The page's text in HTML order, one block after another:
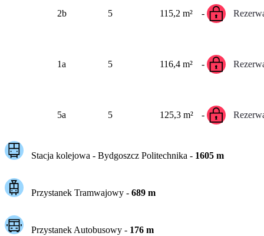
2b 5 115,2 m² -
1a 5 116,4 m² -
5a 5 125,3 m² -
Stacja kolejowa - Bydgoszcz Politechnika - 1605m
Przystanek Tramwajowy - 689m
Przystanek Autobusowy - 176m